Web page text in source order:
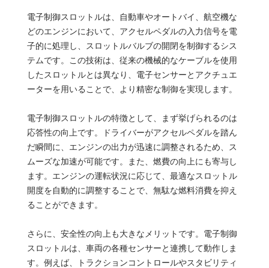
電子制御スロットルは、自動車やオートバイ、航空機な
どのエンジンにおいて、アクセルペダルの入力信号を電
子的に処理し、スロットルバルブの開閉を制御するシス
テムです。この技術は、従来の機械的なケーブルを使用
したスロットルとは異なり、電子センサーとアクチュエ
ーターを用いることで、より精密な制御を実現します。
電子制御スロットルの特徴として、まず挙げられるのは
応答性の向上です。ドライバーがアクセルペダルを踏ん
だ瞬間に、エンジンの出力が迅速に調整されるため、ス
ムーズな加速が可能です。また、燃費の向上にも寄与し
ます。エンジンの運転状況に応じて、最適なスロットル
開度を自動的に調整することで、無駄な燃料消費を抑え
ることができます。
さらに、安全性の向上も大きなメリットです。電子制御
スロットルは、車両の各種センサーと連携して動作しま
す。例えば、トラクションコントロールやスタビリティ